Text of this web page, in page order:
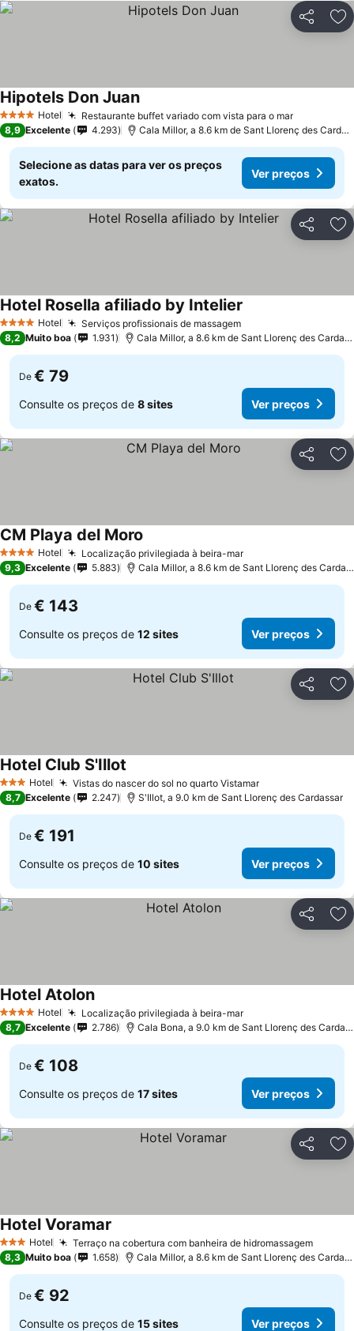
Partilhar
4 EstrelasHotel Restaurante buffet variado com vista para o marVer
Hipotels Don JuanVer preços
8,9 Excelente 4.293 Cala Millor, a 8.6 km de Sant Llorenç des
Selecione as datas para ver os preços
exatos.
Ver preços
Partilhar
4 EstrelasHotel Serviços profissionais de massagemVer preços
Hotel Rosella afiliado by Intelier
8,2 Muito boa 1.931 Cala Millor, a 8.6 km de Sant Llorenç des
De € 79
Consulte os preços de 8 sites Ver preços
Partilhar
4 EstrelasHotel Localização privilegiada à beira-marVer preços
CM Playa del Moro
9,3 Excelente 5.883 Cala Millor, a 8.6 km de Sant Llorenç des
De € 143
Consulte os preços de 12 sites Ver preços
Partilhar
3 EstrelasHotel Vistas do nascer do sol no quarto VistamarVer preços
Hotel Club S'Illot
8,7 Excelente 2.247 S'Illot, a 9.0 km de Sant Llorenç des Cardassar
De € 191
Consulte os preços de 10 sites Ver preços
Partilhar
4 EstrelasHotel Localização privilegiada à beira-marVer preços
Hotel AtolonVer preços
8,7 Excelente 2.786 Cala Bona, a 9.0 km de Sant Llorenç des
De € 108
Consulte os preços de 17 sites Ver preços
Partilhar
3 EstrelasHotel Terraço na cobertura com banheira de hidromassagemVer
Hotel Voramar
8,3 Muito boa 1.658 Cala Millor, a 8.6 km de Sant Llorenç des
De € 92
Consulte os preços de 15 sites Ver preços